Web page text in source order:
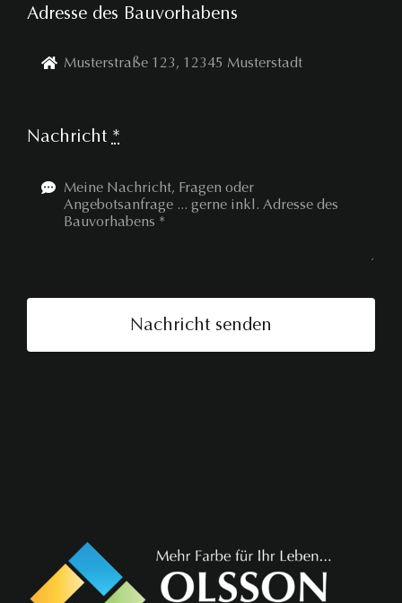
Adresse des Bauvorhabens
Nachricht *
Nachricht senden